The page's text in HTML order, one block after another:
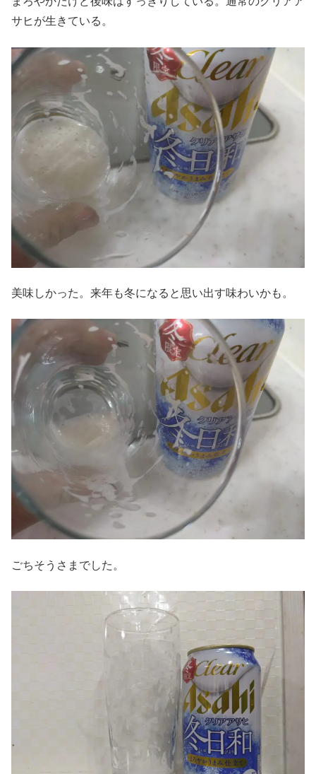
サヒが生きている。
美味しかった。来年も冬になると思い出す味わいかも。
ごちそうさまでした。